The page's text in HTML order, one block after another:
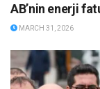
AB’nin enerji
MARCH 31, 2026